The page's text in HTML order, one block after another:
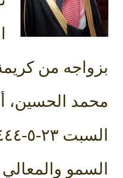
بزواجه من
محمد الحسين،
السمو